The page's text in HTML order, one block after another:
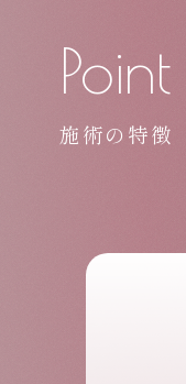
Point
施術の特徴